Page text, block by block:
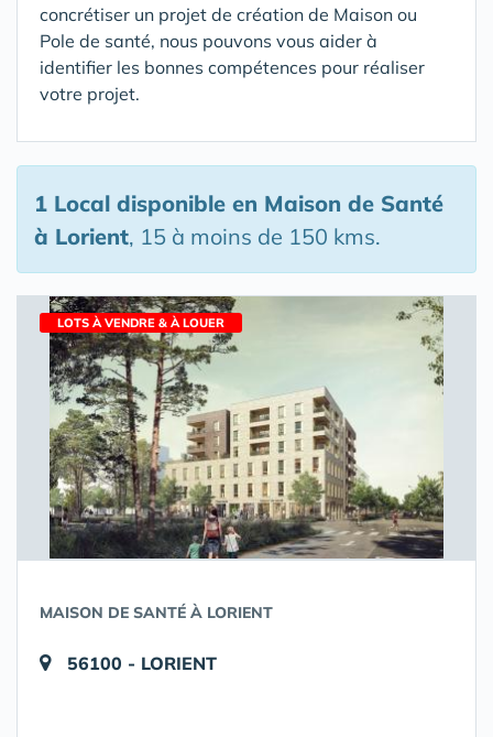
concrétiser un projet de création de Maison ou
Pole de santé, nous pouvons vous aider à
identifier les bonnes compétences pour réaliser
votre projet.
1 Local disponible en Maison de Santé
à Lorient, 15 à moins de 150 kms.
LOTS À VENDRE & À LOUER
MAISON DE SANTÉ À LORIENT
56100 - LORIENT